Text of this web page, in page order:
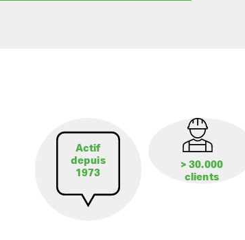
Actif
depuis
1973
> 30.000
clients